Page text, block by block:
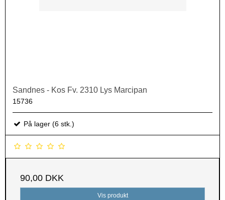
Sandnes - Kos Fv. 2310 Lys Marcipan
15736
På lager (6 stk.)
90,00 DKK
Vis produkt